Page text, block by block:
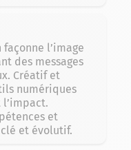
l’image
des messages
Créatif et
numériques
et
et évolutif.